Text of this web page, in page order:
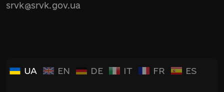
srvk@srvk.gov.ua
UA EN DE IT FR ES